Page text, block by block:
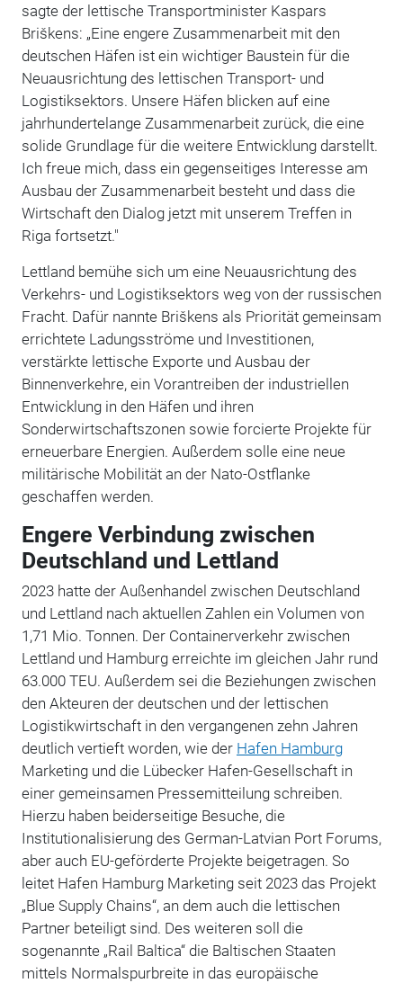
sagte der lettische Transportminister Kaspars
Briškens: „Eine engere Zusammenarbeit mit den
deutschen Häfen ist ein wichtiger Baustein für die
Neuausrichtung des lettischen Transport- und
Logistiksektors. Unsere Häfen blicken auf eine
jahrhundertelange Zusammenarbeit zurück, die eine
solide Grundlage für die weitere Entwicklung darstellt.
Ich freue mich, dass ein gegenseitiges Interesse am
Ausbau der Zusammenarbeit besteht und dass die
Wirtschaft den Dialog jetzt mit unserem Treffen in
Riga fortsetzt."
Lettland bemühe sich um eine Neuausrichtung des
Verkehrs- und Logistiksektors weg von der russischen
Fracht. Dafür nannte Briškens als Priorität gemeinsam
errichtete Ladungsströme und Investitionen,
verstärkte lettische Exporte und Ausbau der
Binnenverkehre, ein Vorantreiben der industriellen
Entwicklung in den Häfen und ihren
Sonderwirtschaftszonen sowie forcierte Projekte für
erneuerbare Energien. Außerdem solle eine neue
militärische Mobilität an der Nato-Ostflanke
geschaffen werden.
Engere Verbindung zwischen
Deutschland und Lettland
2023 hatte der Außenhandel zwischen Deutschland
und Lettland nach aktuellen Zahlen ein Volumen von
1,71 Mio. Tonnen. Der Containerverkehr zwischen
Lettland und Hamburg erreichte im gleichen Jahr rund
63.000 TEU. Außerdem sei die Beziehungen zwischen
den Akteuren der deutschen und der lettischen
Logistikwirtschaft in den vergangenen zehn Jahren
deutlich vertieft worden, wie der Hafen Hamburg
Marketing und die Lübecker Hafen-Gesellschaft in
einer gemeinsamen Pressemitteilung schreiben.
Hierzu haben beiderseitige Besuche, die
Institutionalisierung des German-Latvian Port Forums,
aber auch EU-geförderte Projekte beigetragen. So
leitet Hafen Hamburg Marketing seit 2023 das Projekt
„Blue Supply Chains“, an dem auch die lettischen
Partner beteiligt sind. Des weiteren soll die
sogenannte „Rail Baltica“ die Baltischen Staaten
mittels Normalspurbreite in das europäische